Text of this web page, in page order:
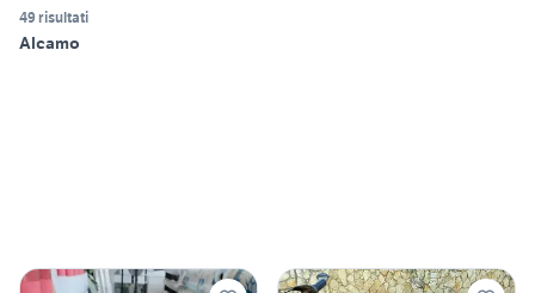
49 risultati
Alcamo